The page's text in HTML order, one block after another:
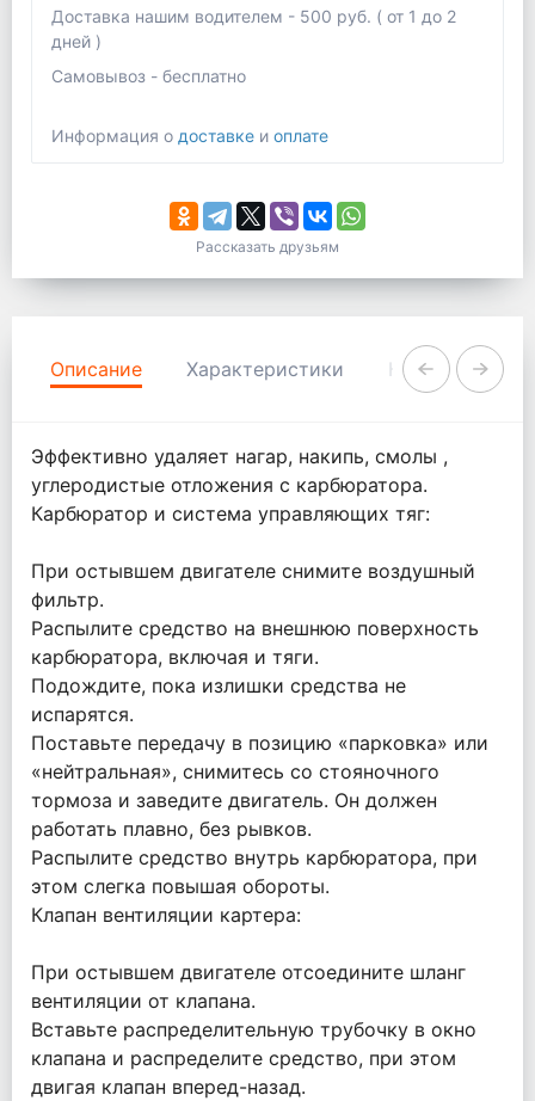
Доставка нашим водителем - 500 руб. ( от 1 до 2
дней )
Самовывоз - бесплатно
Информация о доставке и оплате
Рассказать друзьям
Описание Характеристики Комментарии
Эффективно удаляет нагар, накипь, смолы ,
углеродистые отложения с карбюратора.
Карбюратор и система управляющих тяг:
При остывшем двигателе снимите воздушный
фильтр.
Распылите средство на внешнюю поверхность
карбюратора, включая и тяги.
Подождите, пока излишки средства не
испарятся.
Поставьте передачу в позицию «парковка» или
«нейтральная», снимитесь со стояночного
тормоза и заведите двигатель. Он должен
работать плавно, без рывков.
Распылите средство внутрь карбюратора, при
этом слегка повышая обороты.
Клапан вентиляции картера:
При остывшем двигателе отсоедините шланг
вентиляции от клапана.
Вставьте распределительную трубочку в окно
клапана и распределите средство, при этом
двигая клапан вперед-назад.